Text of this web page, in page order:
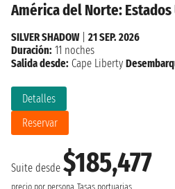
América del Norte: Estados
Suite desde $185,477
Detalles
Reservar
SILVER SHADOW| 21 SEP. 2026
Duración: 11 noches
Salida desde: Cape Liberty